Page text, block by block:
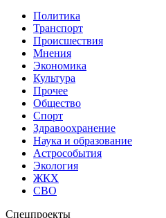
Политика
Транспорт
Происшествия
Мнения
Экономика
Культура
Прочее
Общество
Спорт
Здравоохранение
Наука и образование
Астрособытия
Экология
ЖКХ
СВО
Спецпроекты